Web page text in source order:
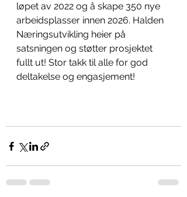
løpet av 2022 og å skape 350 nye
arbeidsplasser innen 2026. Halden
Næringsutvikling heier på
satsningen og støtter prosjektet
fullt ut! Stor takk til alle for god
deltakelse og engasjement!